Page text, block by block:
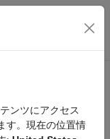
ション メ
ンツにアクセス
す。現在の位置情